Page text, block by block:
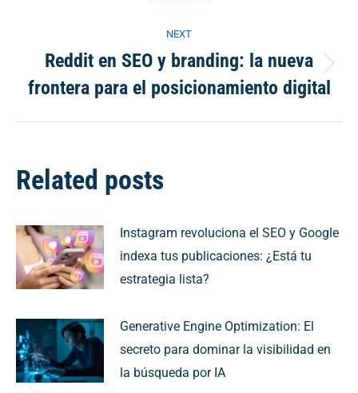
NEXT
post:
Reddit en SEO y branding: la nueva
frontera para el posicionamiento digital
Related posts
Instagram revoluciona el SEO y Google
indexa tus publicaciones: ¿Está tu
estrategia lista?
Generative Engine Optimization: El
secreto para dominar la visibilidad en
la búsqueda por IA